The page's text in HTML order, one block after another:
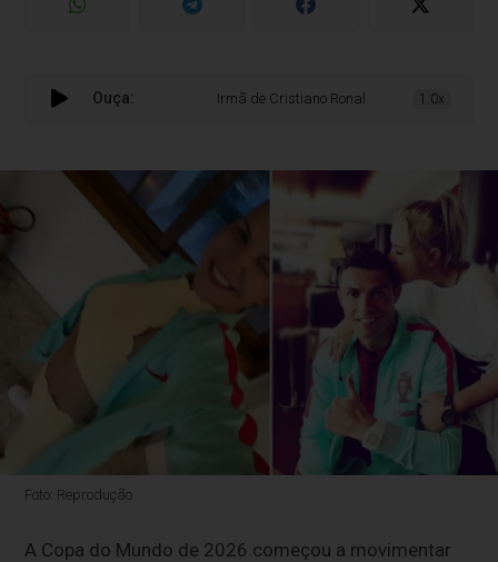
Ouça: Irmã de Cristiano Ronaldo assistirá estreia de
1.0x
Foto: Reprodução
A Copa do Mundo de 2026 começou a movimentar